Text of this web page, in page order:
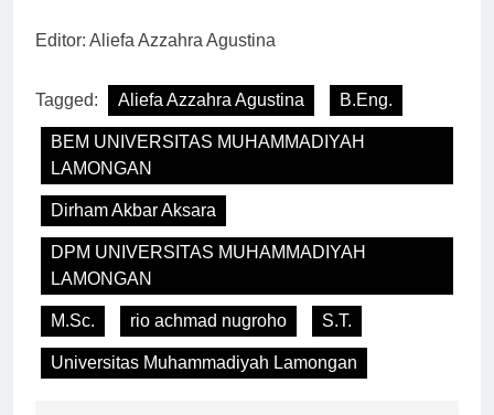
Editor: Aliefa Azzahra Agustina
Tagged: Aliefa Azzahra Agustina B.Eng.
BEM UNIVERSITAS MUHAMMADIYAH
LAMONGAN
Dirham Akbar Aksara
DPM UNIVERSITAS MUHAMMADIYAH
LAMONGAN
M.Sc. rio achmad nugroho S.T.
Universitas Muhammadiyah Lamongan